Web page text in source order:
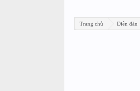
Trang chủ Diễn đàn